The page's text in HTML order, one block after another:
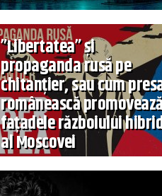
”Libertatea” și
propaganda rusă pe
chitanțier, sau cum
românească
fațadele războiului
al Moscovei